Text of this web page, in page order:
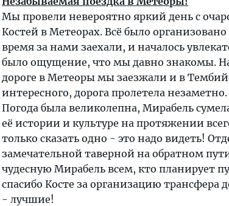
Мы провели невероятно яркий день с
Костей в Метеорах. Всё было
время за нами заехали, и началось
было ощущение, что мы давно знакомы.
дороге в Метеоры мы заезжали и в
интересного, дорога пролетела
Погода была великолепна, Мирабель
её истории и культуре на протяжении
только сказать одно - это надо видеть!
замечательной таверной на обратном
чудесную Мирабель всем, кто планирует
спасибо Косте за организацию трансфера
- лучшие!